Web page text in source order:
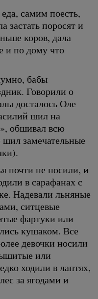
самим поесть,
застать поросят и
коров, дала
и по дому что
бабы
Говорили о
досталось Оле
шил на
обшивал всю
замечательные
почти не носили, и
в сарафанах с
Надевали льняные
ситцевые
фартуки или
кушаком. Все
девочки носили
или
ходили в лаптях,
за ягодами и